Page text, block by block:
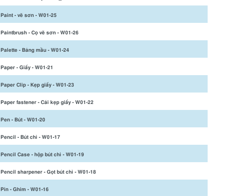
Paint - vẽ sơn - W01-25
Paintbrush - Cọ vẽ sơn - W01-26
Palette - Bảng mầu - W01-24
Paper - Giấy - W01-21
Paper Clip - Kẹp giấy - W01-23
Paper fastener - Cái kẹp giấy - W01-22
Pen - Bút - W01-20
Pencil - Bút chì - W01-17
Pencil Case - hộp bút chì - W01-19
Pencil sharpener - Gọt bút chì - W01-18
Pin - Ghim - W01-16